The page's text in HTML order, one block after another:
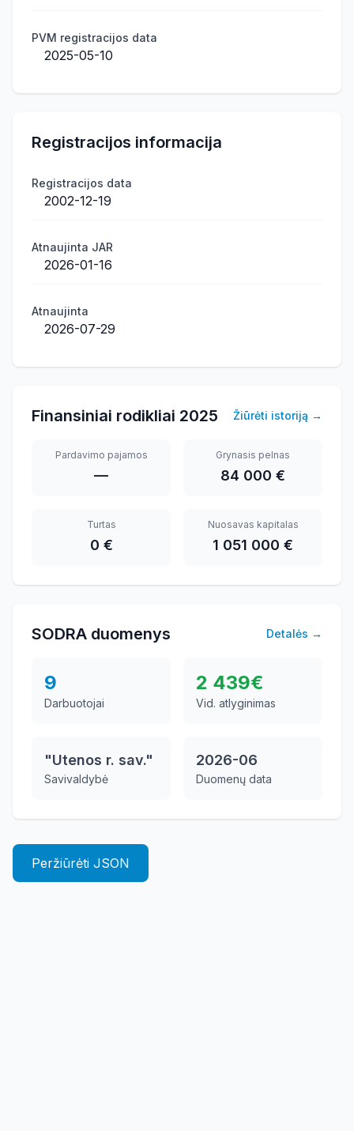
PVM registracijos data
2025-05-10
Registracijos informacija
Registracijos data
2002-12-19
Atnaujinta JAR
2026-01-16
Atnaujinta
2026-07-29
Finansiniai rodikliai 2025 Žiūrėti istoriją →
Pardavimo pajamos
—
Grynasis pelnas
84 000 €
Turtas
0 €
Nuosavas kapitalas
1 051 000 €
SODRA duomenys Detalės →
9
Darbuotojai
2 439€
Vid. atlyginimas
"Utenos r. sav."
Savivaldybė
2026-06
Duomenų data
Peržiūrėti JSON